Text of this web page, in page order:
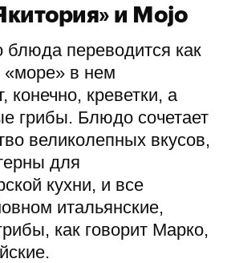
и Mojo
блюда переводится как
«море» в нем
конечно, креветки, а
грибы. Блюдо сочетает
великолепных вкусов,
для
кухни, и все
итальянские,
как говорит Марко,